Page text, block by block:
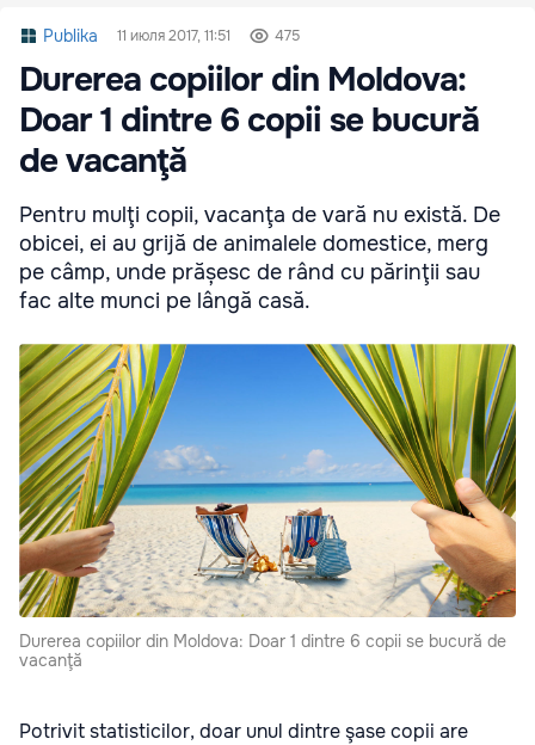
Publika 11 июля 2017, 11:51 475
Durerea copiilor din Moldova:
Doar 1 dintre 6 copii se bucură
de vacanţă
Pentru mulţi copii, vacanţa de vară nu există. De
obicei, ei au grijă de animalele domestice, merg
pe câmp, unde prășesc de rând cu părinţii sau
fac alte munci pe lângă casă.
Durerea copiilor din Moldova: Doar 1 dintre 6 copii se bucură de
vacanţă
Potrivit statisticilor, doar unul dintre şase copii are